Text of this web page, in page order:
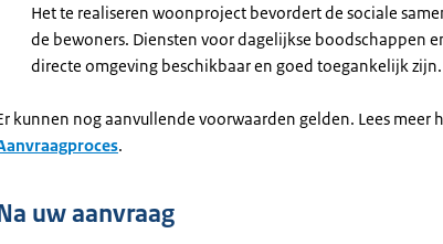
Het te realiseren woonproject bevordert de sociale
de bewoners. Diensten voor dagelijkse boodschappen
directe omgeving beschikbaar en goed toegankelijk zijn.
kunnen nog aanvullende voorwaarden gelden. Lees meer
.
uw aanvraag